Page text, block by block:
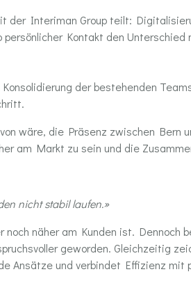
der Interiman Group teilt:
Kontakt den Unterschied
der bestehenden
wäre, die Präsenz zwischen Bern
am Markt zu sein und die
nicht stabil laufen.»
näher am Kunden ist. Dennoch
geworden. Gleichzeitig
Ansätze und verbindet Effizienz mit